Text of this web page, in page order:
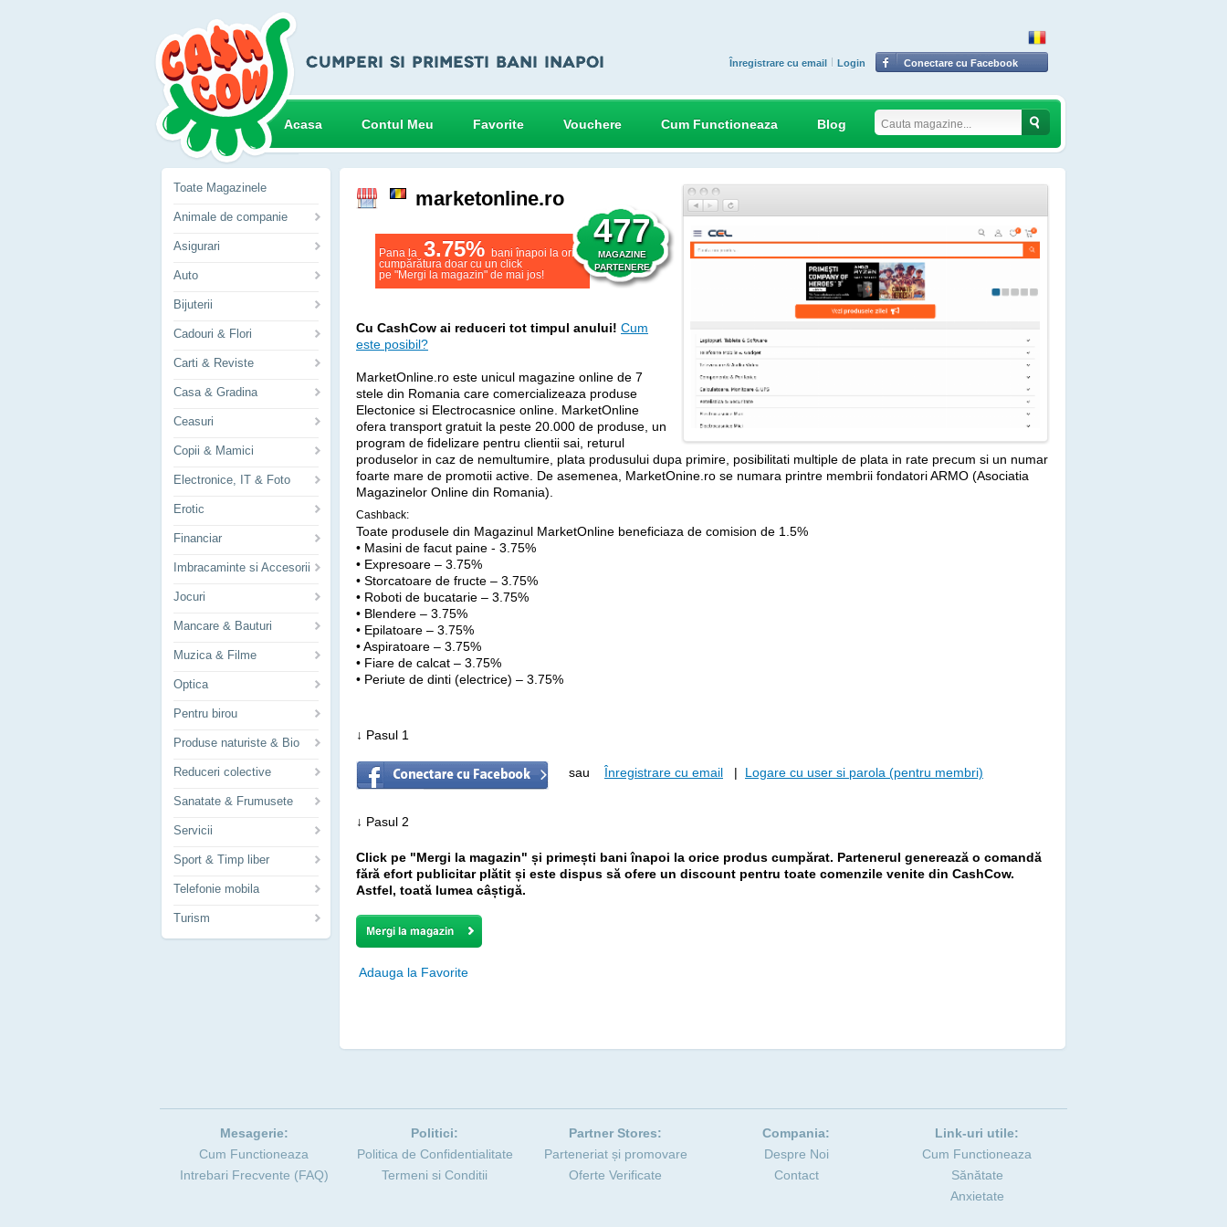
Conectare cu Facebook
Înregistrare cu email Login
Acasa Contul Meu Favorite Vouchere Cum Functioneaza Blog
477
MAGAZINE
PARTENERE
marketonline.ro
Pana la 3.75% bani înapoi la orice
cumpărătura doar cu un click
pe "Mergi la magazin" de mai jos!
Cu CashCow ai reduceri tot timpul anului! Cum
este posibil?
MarketOnline.ro este unicul magazine online de 7
stele din Romania care comercializeaza produse
Electonice si Electrocasnice online. MarketOnline
ofera transport gratuit la peste 20.000 de produse, un
program de fidelizare pentru clientii sai, returul
produselor in caz de nemultumire, plata produsului dupa primire, posibilitati multiple de plata in rate precum si un numar
foarte mare de promotii active. De asemenea, MarketOnine.ro se numara printre membrii fondatori ARMO (Asociatia
Magazinelor Online din Romania).
Cashback:
Toate produsele din Magazinul MarketOnline beneficiaza de comision de 1.5%
• Masini de facut paine - 3.75%
• Expresoare – 3.75%
• Storcatoare de fructe – 3.75%
• Roboti de bucatarie – 3.75%
• Blendere – 3.75%
• Epilatoare – 3.75%
• Aspiratoare – 3.75%
• Fiare de calcat – 3.75%
• Periute de dinti (electrice) – 3.75%
↓ Pasul 1
sau Înregistrare cu email | Logare cu user si parola (pentru membri)
↓ Pasul 2
Click pe "Mergi la magazin" și primești bani înapoi la orice produs cumpărat. Partenerul generează o comandă
fără efort publicitar plătit și este dispus să ofere un discount pentru toate comenzile venite din CashCow.
Astfel, toată lumea câștigă.
Adauga la Favorite
Toate Magazinele
Animale de companie
Asigurari
Auto
Bijuterii
Cadouri & Flori
Carti & Reviste
Casa & Gradina
Ceasuri
Copii & Mamici
Electronice, IT & Foto
Erotic
Financiar
Imbracaminte si Accesorii
Jocuri
Mancare & Bauturi
Muzica & Filme
Optica
Pentru birou
Produse naturiste & Bio
Reduceri colective
Sanatate & Frumusete
Servicii
Sport & Timp liber
Telefonie mobila
Turism
Mesagerie:
Cum Functioneaza
Intrebari Frecvente (FAQ)
Politici:
Politica de Confidentialitate
Termeni si Conditii
Partner Stores:
Parteneriat și promovare
Oferte Verificate
Compania:
Despre Noi
Contact
Link-uri utile:
Cum Functioneaza
Sănătate
Anxietate